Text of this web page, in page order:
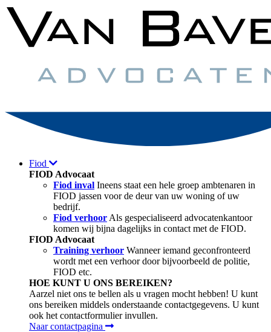
Fiod
FIOD Advocaat
Fiod inval Ineens staat een hele groep ambtenaren in
FIOD jassen voor de deur van uw woning of uw
bedrijf.
Fiod verhoor Als gespecialiseerd advocatenkantoor
komen wij bijna dagelijks in contact met de FIOD.
FIOD Advocaat
Training verhoor Wanneer iemand geconfronteerd
wordt met een verhoor door bijvoorbeeld de politie,
FIOD etc.
HOE KUNT U ONS BEREIKEN?
Aarzel niet ons te bellen als u vragen mocht hebben! U kunt
ons bereiken middels onderstaande contactgegevens. U kunt
ook het contactformulier invullen.
Naar contactpagina